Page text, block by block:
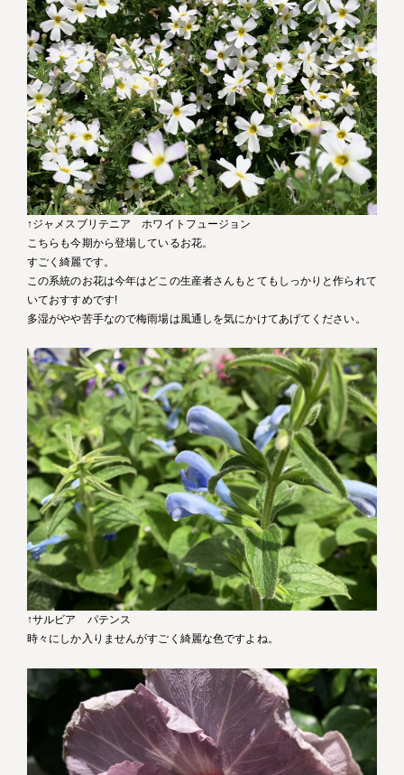
↑ジャメスブリテニア ホワイトフュージョン
こちらも今期から登場しているお花。
すごく綺麗です。
この系統のお花は今年はどこの生産者さんもとてもしっかりと作られて
いておすすめです!
多湿がやや苦手なので梅雨場は風通しを気にかけてあげてください。
↑サルビア パテンス
時々にしか入りませんがすごく綺麗な色ですよね。